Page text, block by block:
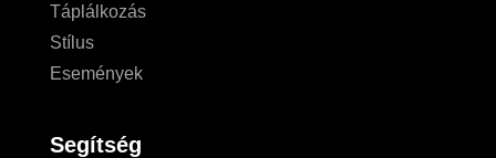
Táplálkozás
Stílus
Események
Segítség